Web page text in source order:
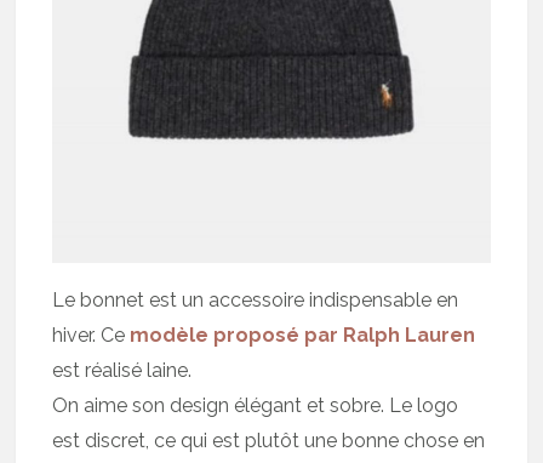
Le bonnet est un accessoire indispensable en
hiver. Ce modèle proposé par Ralph Lauren
est réalisé laine.
On aime son design élégant et sobre. Le logo
est discret, ce qui est plutôt une bonne chose en